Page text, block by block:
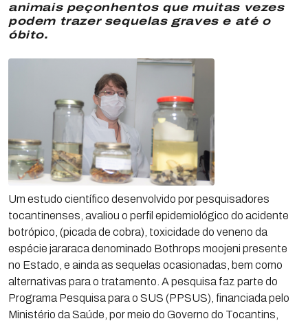
animais peçonhentos que muitas vezes
podem trazer sequelas graves e até o
óbito.
Um estudo científico desenvolvido por pesquisadores
tocantinenses, avaliou o perfil epidemiológico do acidente
botrópico, (picada de cobra), toxicidade do veneno da
espécie jararaca denominado Bothrops moojeni presente
no Estado, e ainda as sequelas ocasionadas, bem como
alternativas para o tratamento. A pesquisa faz parte do
Programa Pesquisa para o SUS (PPSUS), financiada pelo
Ministério da Saúde, por meio do Governo do Tocantins,